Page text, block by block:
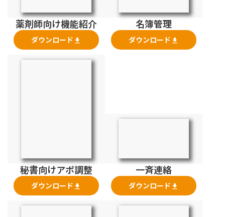
薬剤師向け機能紹介
ダウンロード file_download
名簿管理
ダウンロード file_download
秘書向けアポ調整
ダウンロード file_download
一斉連絡
ダウンロード file_download